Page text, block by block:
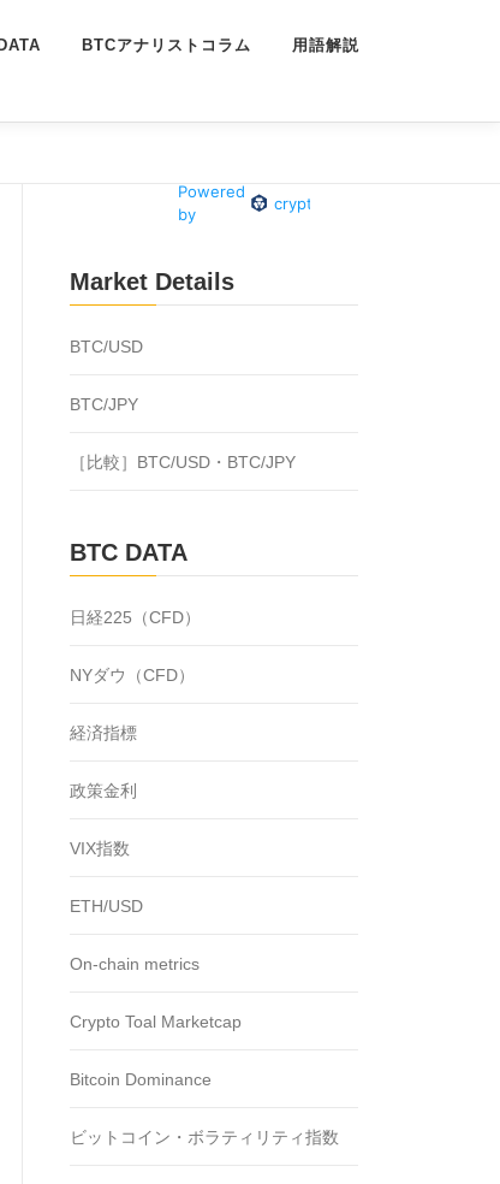
BTCアナリストコラム 用語解説
Market Details
BTC/USD
BTC/JPY
［比較］BTC/USD・BTC/JPY
BTC DATA
日経225（CFD）
NYダウ（CFD）
経済指標
政策金利
VIX指数
ETH/USD
On-chain metrics
Crypto Toal Marketcap
Bitcoin Dominance
ビットコイン・ボラティリティ指数